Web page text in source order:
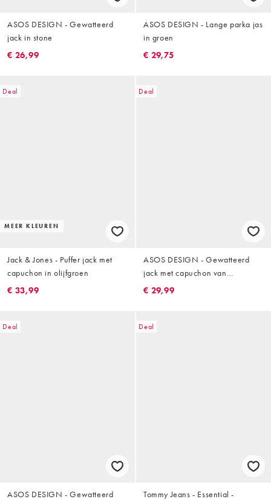
ASOS DESIGN - Gewatteerd
jack in stone
€ 26,99
ASOS DESIGN - Lange parka jas
in groen
€ 29,75
Deal
MEER KLEUREN
Jack & Jones - Puffer jack met
capuchon in olijfgroen
€ 33,99
Deal
ASOS DESIGN - Gewatteerd
jack met capuchon van
imitatiebont in donkergroen
€ 29,99
Deal
ASOS DESIGN - Gewatteerd
Deal
Tommy Jeans - Essential -